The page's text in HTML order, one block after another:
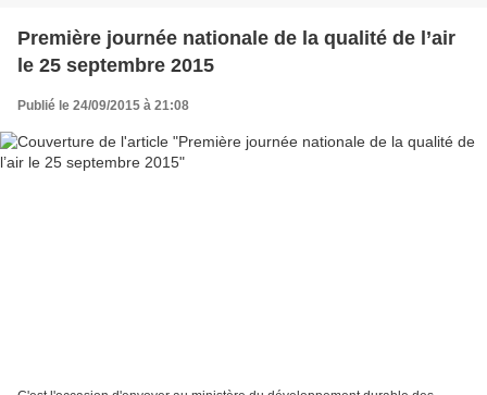
Première journée nationale de la qualité de l’air
le 25 septembre 2015
Publié le 24/09/2015 à 21:08